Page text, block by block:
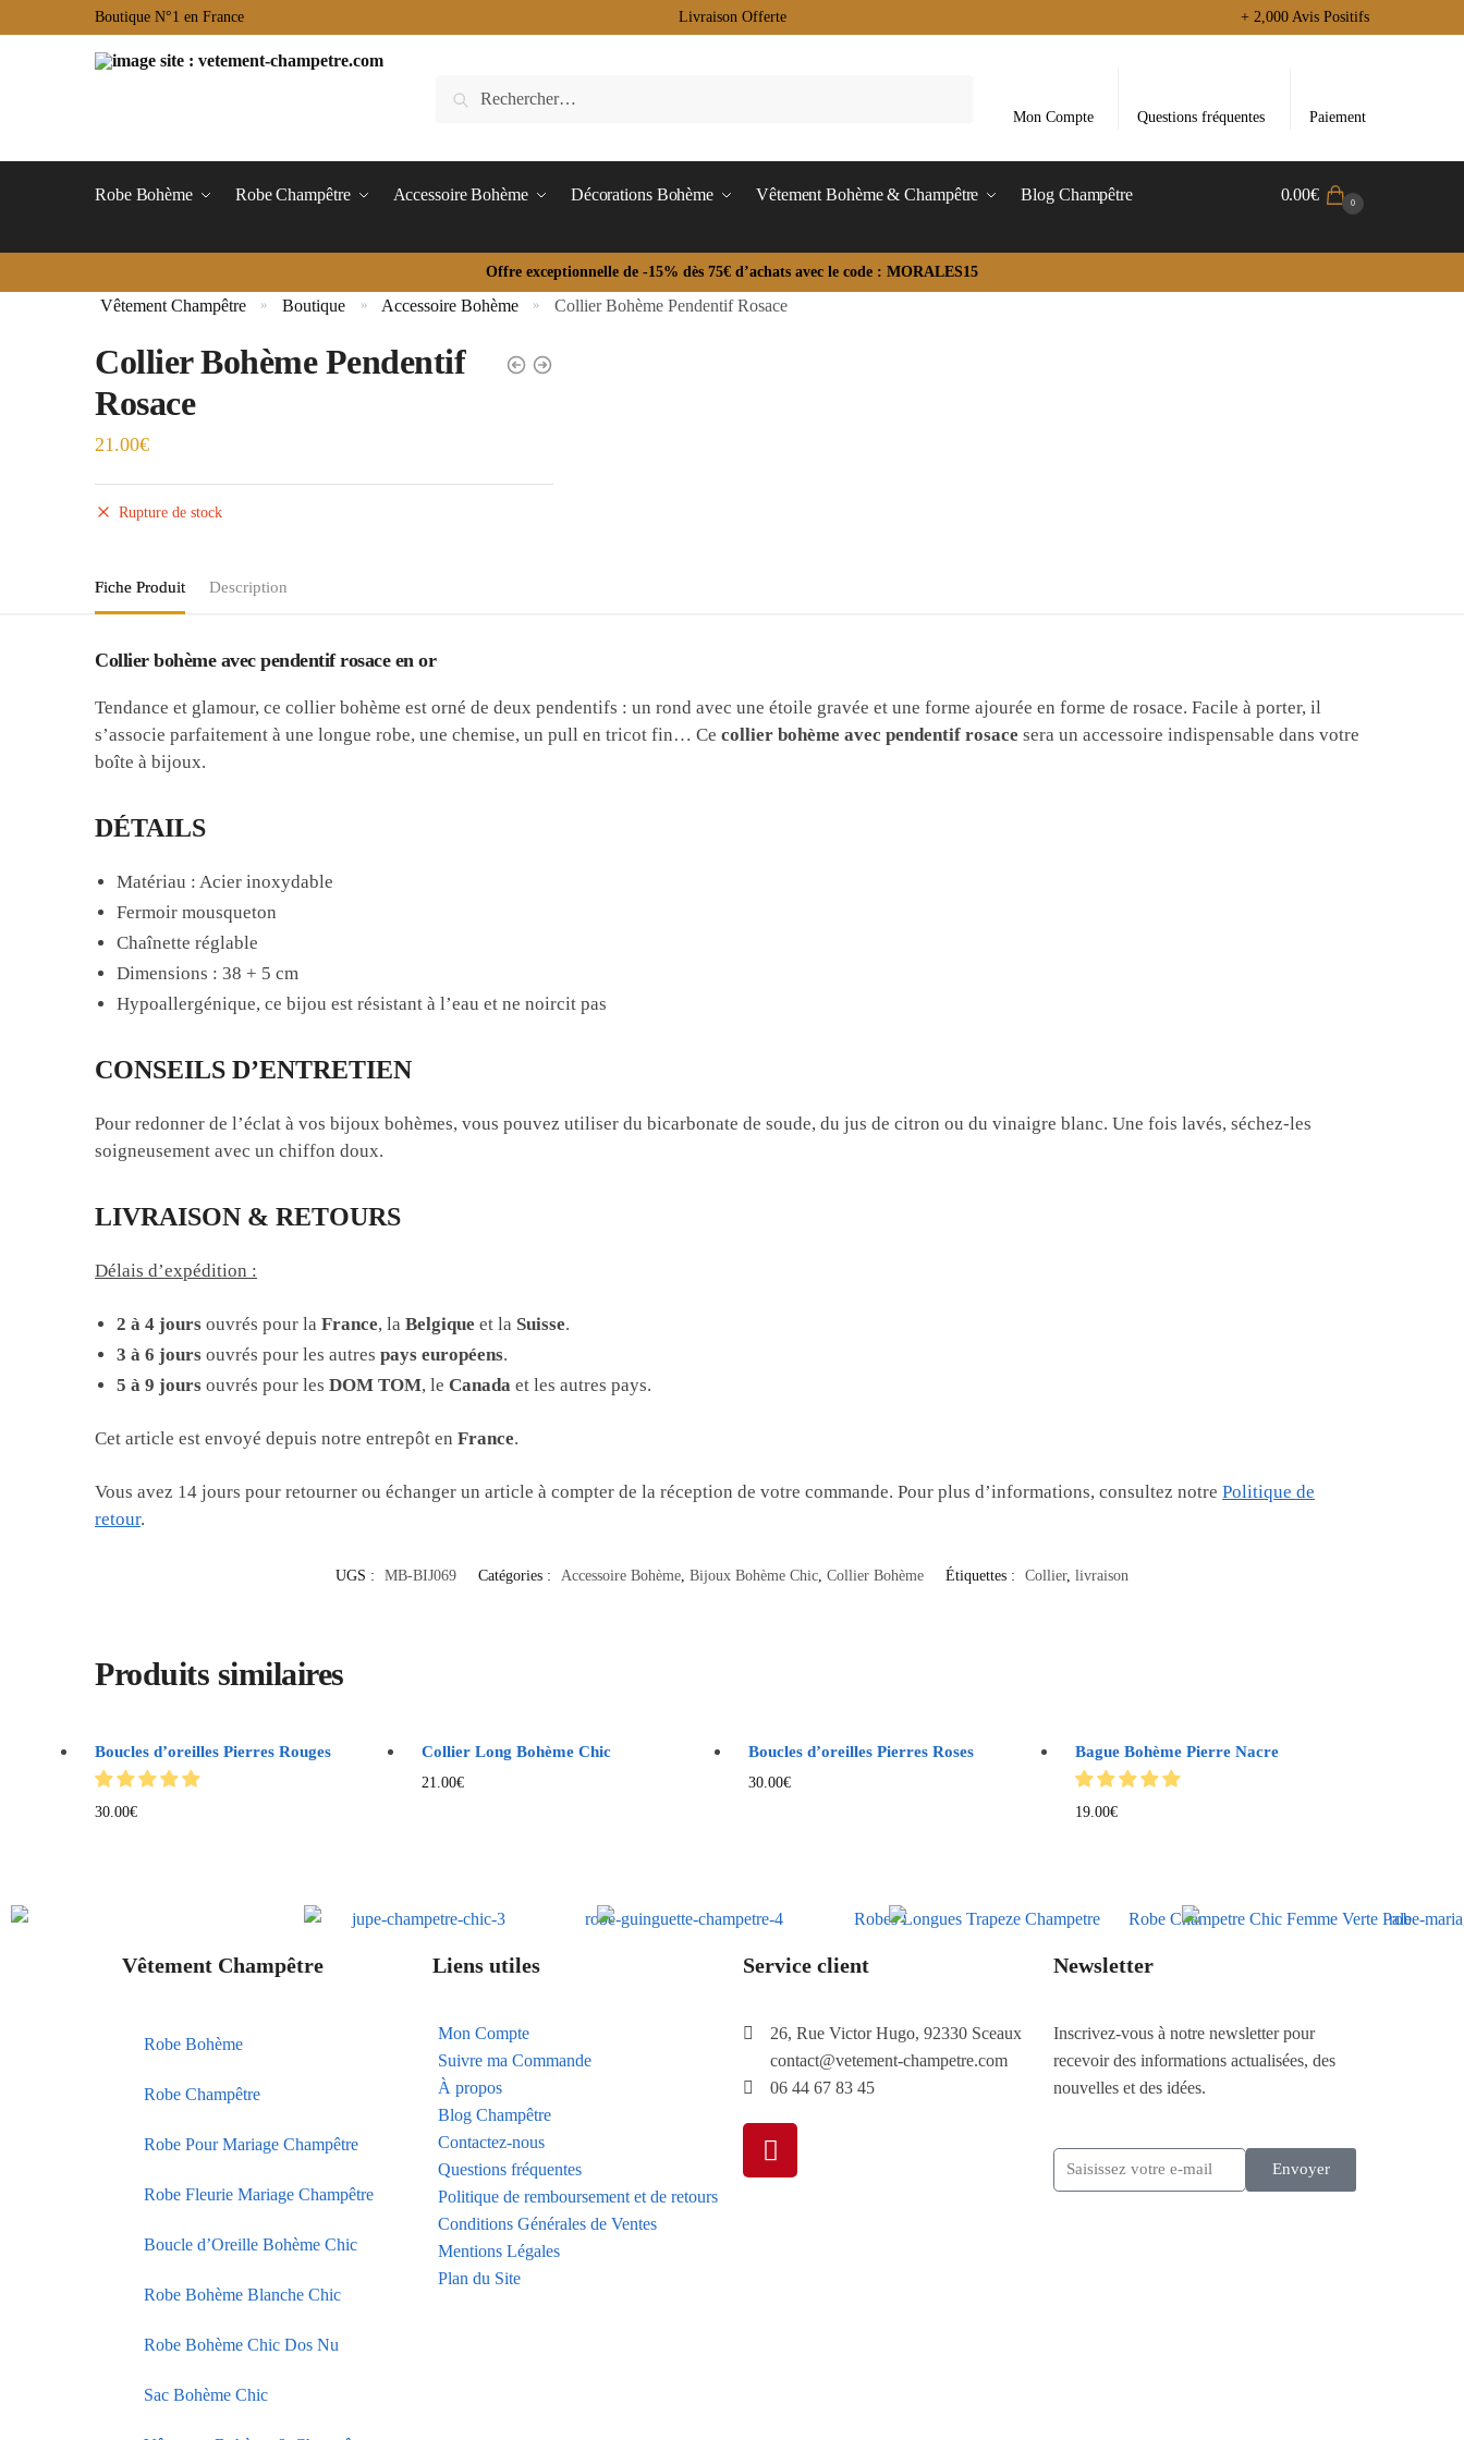
Boutique N°1 en France Livraison Offerte + 2,000 Avis Positifs
Mon Compte Questions fréquentes Paiement
Robe Bohème Robe Champêtre Accessoire Bohème Décorations Bohème Vêtement Bohème & Champêtre Blog Champêtre 0.00€ 0
Offre exceptionnelle de -15% dès 75€ d’achats avec le code : MORALES15
Vêtement Champêtre » Boutique » Accessoire Bohème » Collier Bohème Pendentif Rosace
Collier Bohème Pendentif
Rosace
21.00€
Rupture de stock
Fiche Produit Description
Collier bohème avec pendentif rosace en or
Tendance et glamour, ce collier bohème est orné de deux pendentifs : un rond avec une étoile gravée et une forme ajourée en forme de rosace. Facile à porter, il
s’associe parfaitement à une longue robe, une chemise, un pull en tricot fin… Cecollier bohème avec pendentif rosacesera un accessoire indispensable dans votre
boîte à bijoux.
DÉTAILS
Matériau : Acier inoxydable
Fermoir mousqueton
Chaînette réglable
Dimensions : 38 + 5 cm
Hypoallergénique, ce bijou est résistant à l’eau et ne noircit pas
CONSEILS D’ENTRETIEN
Pour redonner de l’éclat à vos bijoux bohèmes, vous pouvez utiliser du bicarbonate de soude, du jus de citron ou du vinaigre blanc. Une fois lavés, séchez-les
soigneusement avec un chiffon doux.
LIVRAISON & RETOURS
Délais d’expédition :
2 à 4 jours ouvrés pour laFrance, laBelgique et la Suisse.
3 à 6 jours ouvrés pour les autrespays européens.
5 à 9 jours ouvrés pour lesDOM TOM, leCanada et les autres pays.
Cet article est envoyé depuis notre entrepôt enFrance.
Vous avez 14 jours pour retourner ou échanger un article à compter de la réception de votre commande. Pour plus d’informations, consultez notrePolitique de
retour.
UGS : MB-BIJ069 Catégories : Accessoire Bohème Bijoux Bohème Chic Collier Bohème Étiquettes : Collier, livraison
Produits similaires
Boucles d’oreilles Pierres Rouges
30.00€
Collier Long Bohème Chic
21.00€
Boucles d’oreilles Pierres Roses
30.00€
Bague Bohème Pierre Nacre
19.00€
Vêtement Champêtre
Robe Bohème
Robe Champêtre
Robe Pour Mariage Champêtre
Robe Fleurie Mariage Champêtre
Boucle d’Oreille Bohème Chic
Robe Bohème Blanche Chic
Robe Bohème Chic Dos Nu
Sac Bohème Chic
Liens utiles
Mon Compte
Suivre ma Commande
À propos
Blog Champêtre
Contactez-nous
Questions fréquentes
Politique de remboursement et de retours
Conditions Générales de Ventes
Mentions Légales
Plan du Site
Service client
26, Rue Victor Hugo, 92330 Sceaux
contact@vetement-champetre.com
06 44 67 83 45
Newsletter
Inscrivez-vous à notre newsletter pour
recevoir des informations actualisées, des
nouvelles et des idées.
Envoyer